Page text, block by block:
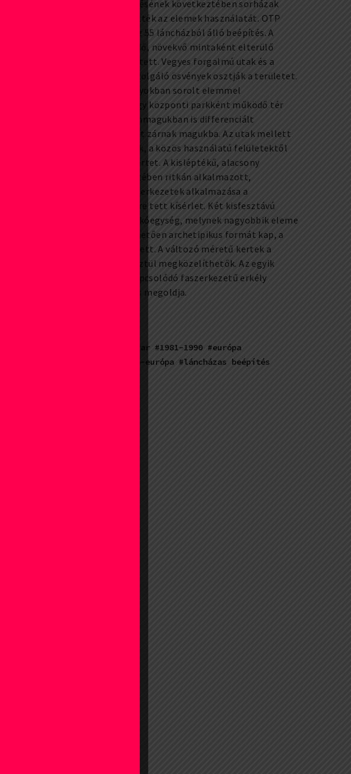
tervszerű termékfejlesztésének következtében sorházak
építésénél is lehetővé tették az elemek használatát. OTP
beruházásban épült fel az 55 láncházból álló beépítés. A
családi házak közé ékelődő, növekvő mintaként elterülő
beépítés rendszere összetett. Vegyes forgalmú utak és a
kertek megközelítését szolgáló ösvények osztják a területet.
Tizenegy, különböző irányokban sorolt elemmel
benépesített minta, és egy központi parkként működő tér
jön létre. A részelemek önmagukban is differenciált
használatú köztes tereket zárnak magukba. Az utak mellett
az előkertek sávja húzódik, a közös használatú felületektől
az épület választja el a kertet. A kisléptékű, alacsony
szintszámú épületek esetében ritkán alkalmazott,
előregyártott, paneles szerkezetek alkalmazása a
gazdaságos, gyors építésre tett kísérlet. Két kisfesztávú
traktusból épül fel egy lakóegység, melynek nagyobbik eleme
a 45º-os tetőnek köszönhetően archetipikus formát kap, a
kisebbik lapostetővel fedett. A változó méretű kertek a
földszinti teraszon keresztül megközelíthetők. Az egyik
emeleti lakószobához kapcsolódó faszerkezetű erkély
egyben a terasz fedését is megoldja.
#1946-1990 közötti magyar #1981-1990 #európa
#közép-európa #láncházas beépítés